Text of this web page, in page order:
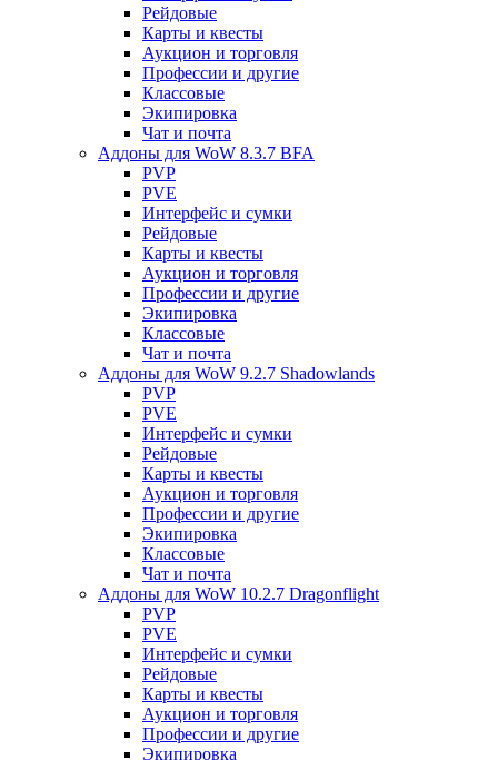
Рейдовые
Карты и квесты
Аукцион и торговля
Профессии и другие
Классовые
Экипировка
Чат и почта
Аддоны для WoW 8.3.7 BFA
PVP
PVE
Интерфейс и сумки
Рейдовые
Карты и квесты
Аукцион и торговля
Профессии и другие
Экипировка
Классовые
Чат и почта
Аддоны для WoW 9.2.7 Shadowlands
PVP
PVE
Интерфейс и сумки
Рейдовые
Карты и квесты
Аукцион и торговля
Профессии и другие
Экипировка
Классовые
Чат и почта
Аддоны для WoW 10.2.7 Dragonflight
PVP
PVE
Интерфейс и сумки
Рейдовые
Карты и квесты
Аукцион и торговля
Профессии и другие
Экипировка